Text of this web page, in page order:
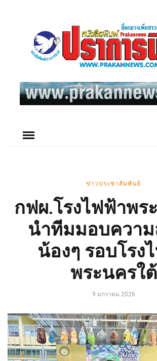
ข่าวประชาสัมพันธ์
กฟผ.โรงไฟฟ้าพร
นำทีมมอบควา
น้องๆ รอบโรง
พระนครใต้
9 มกราคม 2026